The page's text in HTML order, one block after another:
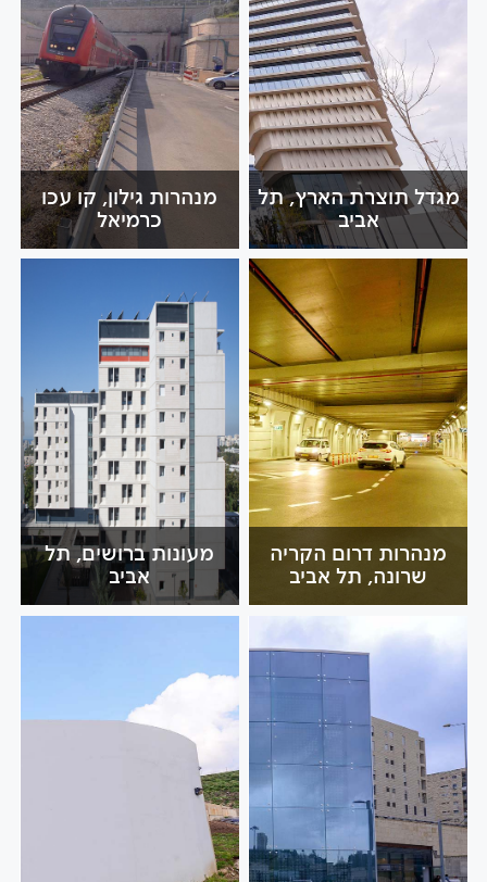
מגדל תוצרת הארץ, תל
אביב
מנהרות גילון, קו עכו
כרמיאל
מנהרות דרום הקריה
שרונה, תל אביב
מעונות ברושים, תל
אביב